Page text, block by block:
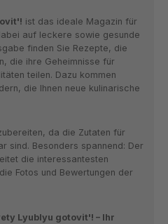
ist das ideale Magazin für
auf leckere sowie gesunde
finden Sie Rezepte, die
die ihre Geheimnisse für
teilen. Dazu kommen
, die Ihnen neue kulinarische
da die Zutaten für
sind. Besonders spannend: Der
die interessantesten
Fotos und Bewertungen der
Lyublyu gotovit'! – Ihr